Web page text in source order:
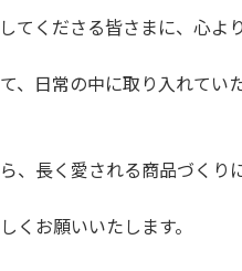
てくださる皆さまに、心よ
、日常の中に取り入れてい
、長く愛される商品づくり
くお願いいたします。